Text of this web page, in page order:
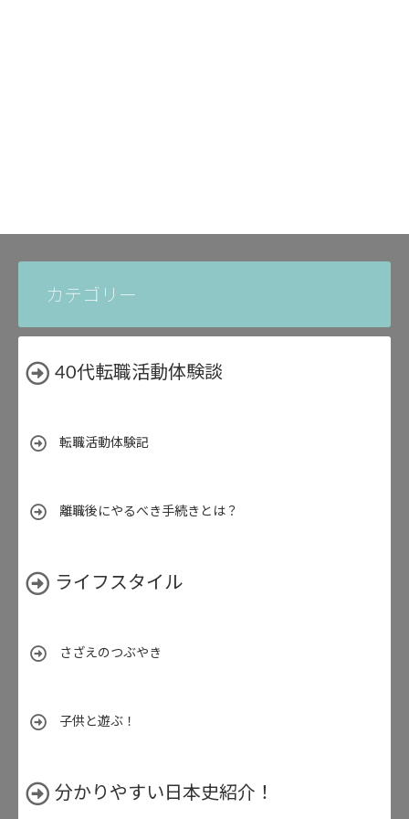
カテゴリー
40代転職活動体験談
転職活動体験記
離職後にやるべき手続きとは？
ライフスタイル
さざえのつぶやき
子供と遊ぶ！
分かりやすい日本史紹介！